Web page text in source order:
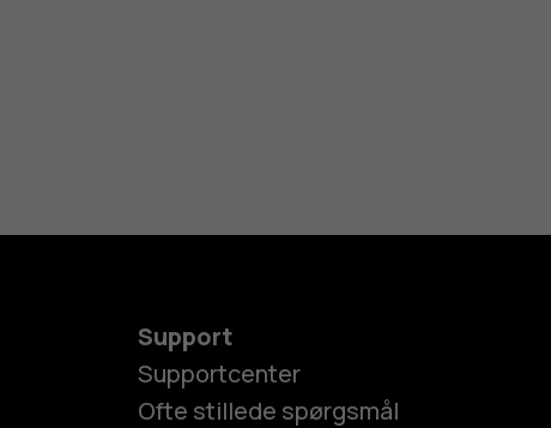
Support
Supportcenter
Ofte stillede spørgsmål